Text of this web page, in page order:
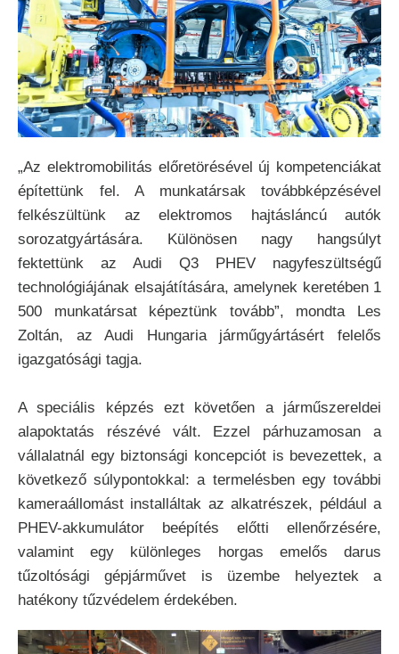
„Az elektromobilitás előretörésével új kompetenciákat
építettünk fel. A munkatársak továbbképzésével
felkészültünk az elektromos hajtásláncú autók
sorozatgyártására. Különösen nagy hangsúlyt
fektettünk az Audi Q3 PHEV nagyfeszültségű
technológiájának elsajátítására, amelynek keretében 1
500 munkatársat képeztünk tovább”, mondta Les
Zoltán, az Audi Hungaria járműgyártásért felelős
igazgatósági tagja.
A speciális képzés ezt követően a járműszereldei
alapoktatás részévé vált. Ezzel párhuzamosan a
vállalatnál egy biztonsági koncepciót is bevezettek, a
következő súlypontokkal: a termelésben egy további
kameraállomást installáltak az alkatrészek, például a
PHEV-akkumulátor beépítés előtti ellenőrzésére,
valamint egy különleges horgas emelős darus
tűzoltósági gépjárművet is üzembe helyeztek a
hatékony tűzvédelem érdekében.